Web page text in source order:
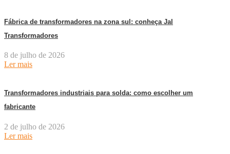
Fábrica de transformadores na zona sul: conheça Jal
Transformadores
8 de julho de 2026
Ler mais
Transformadores industriais para solda: como escolher um
fabricante
2 de julho de 2026
Ler mais